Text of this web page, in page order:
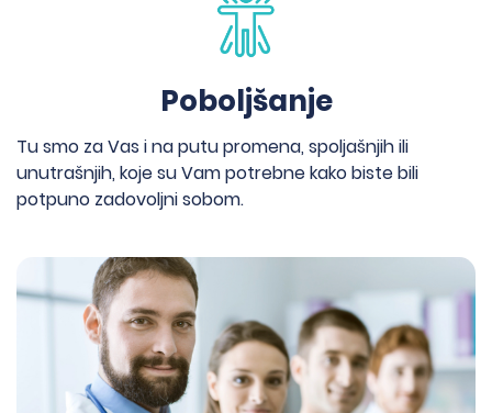
Poboljšanje
Tu smo za Vas i na putu promena, spoljašnjih ili
unutrašnjih, koje su Vam potrebne kako biste bili
potpuno zadovoljni sobom.